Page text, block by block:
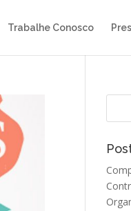
Trabalhe Conosco